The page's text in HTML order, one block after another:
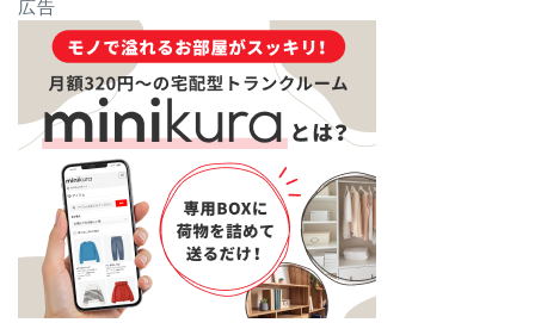
広告